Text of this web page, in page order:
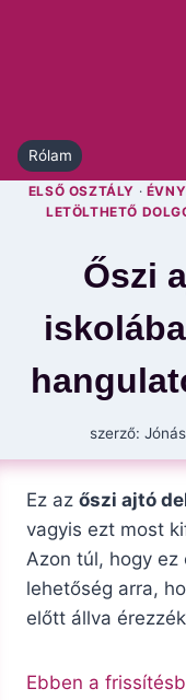
Rólam
ELSŐ OSZTÁLY ·
LETÖLTHETŐ
Őszi
szerző:
Ez az őszi ajtó
vagyis ezt most
Azon túl, hogy ez
lehetőség arra,
előtt állva
Ebben a